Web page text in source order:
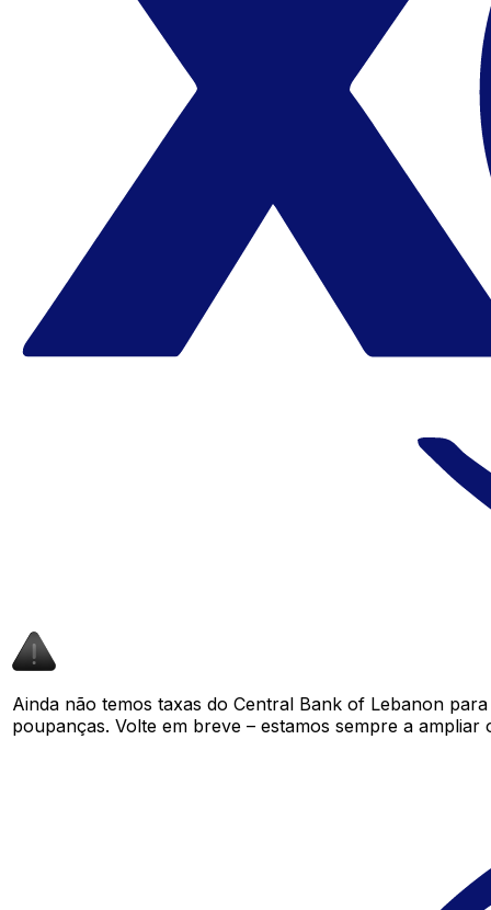
Ainda não temos taxas do Central Bank of Lebanon
poupanças. Volte em breve – estamos sempre a ampliar